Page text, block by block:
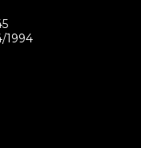
1994